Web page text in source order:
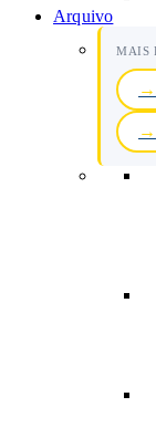
Arquivo
MAIS